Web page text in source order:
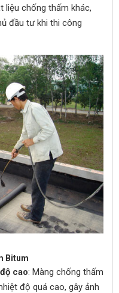
liệu chống thấm khác,
đầu tư khi thi công
Bitum
cao: Màng chống thấm
độ quá cao, gây ảnh